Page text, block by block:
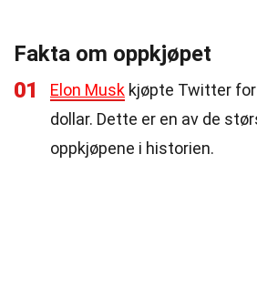
Fakta om oppkjøpet
01
Elon Musk kjøpte Twitter
dollar. Dette er en av de
oppkjøpene i historien.